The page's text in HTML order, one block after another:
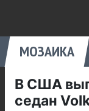
МОЗАИКА
В США
седан